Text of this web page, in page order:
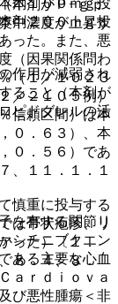
剤２００ｍｇ投
った。また、悪
（因果関係問わ
（１／１０２３
／２１０５例）
信頼区間）は本
０．６３）、本
０．５６）であ
、１１．１．１
を有する関節リ
シチニブクエン
ある主要な心血
ｒｄｉｏｖａ
び悪性腫瘍＜非
本剤がＰ−ｇｐ
中濃度が上昇す
作用が減弱され
ること（本剤が
ピドグレルの活
慎重に投与する
は帯状疱疹、リ
った）〔１．
８．４、８．